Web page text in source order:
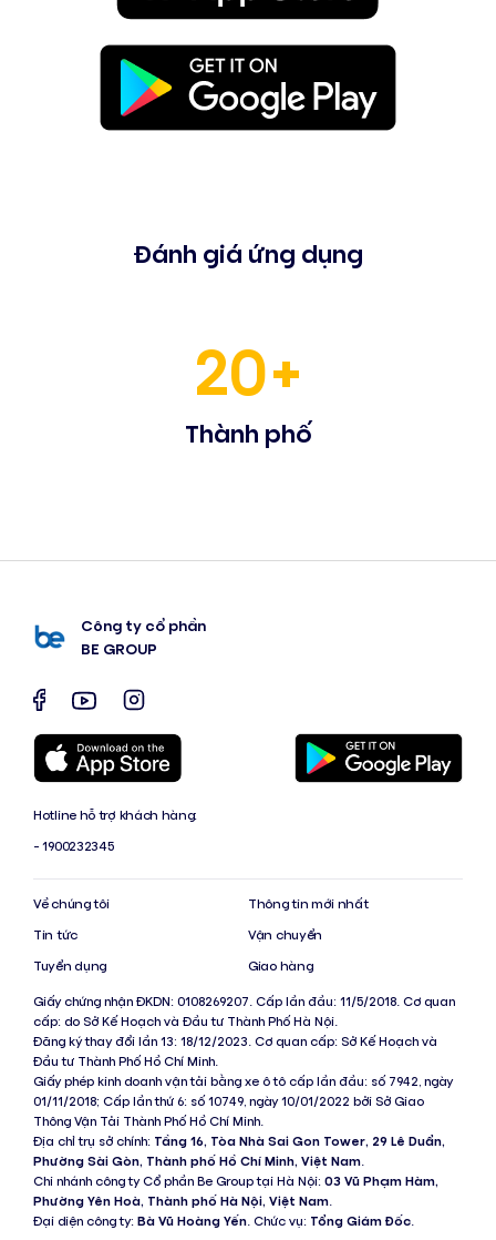
Đánh giá ứng dụng
20+
Thành phố
Công ty cổ phần
BE GROUP
Hotline hỗ trợ khách hàng:
- 1900232345
Về chúng tôi
Tin tức
Tuyển dụng
Thông tin mới nhất
Vận chuyển
Giao hàng
Giấy chứng nhận ĐKDN: 0108269207. Cấp lần đầu: 11/5/2018. Cơ quan
cấp: do Sở Kế Hoạch và Đầu tư Thành Phố Hà Nội.
Đăng ký thay đổi lần 13: 18/12/2023. Cơ quan cấp: Sở Kế Hoạch và
Đầu tư Thành Phố Hồ Chí Minh.
Giấy phép kinh doanh vận tải bằng xe ô tô cấp lần đầu: số 7942, ngày
01/11/2018; Cấp lần thứ 6: số 10749, ngày 10/01/2022 bởi Sở Giao
Thông Vận Tải Thành Phố Hồ Chí Minh.
Địa chỉ trụ sở chính: Tầng 16, Tòa Nhà Sai Gon Tower, 29 Lê Duẩn,
Phường Sài Gòn, Thành phố Hồ Chí Minh, Việt Nam.
Chi nhánh công ty Cổ phần Be Group tại Hà Nội: 03 Vũ Phạm Hàm,
Phường Yên Hoà, Thành phố Hà Nội, Việt Nam.
Đại diện công ty: Bà Vũ Hoàng Yến. Chức vụ: Tổng Giám Đốc.